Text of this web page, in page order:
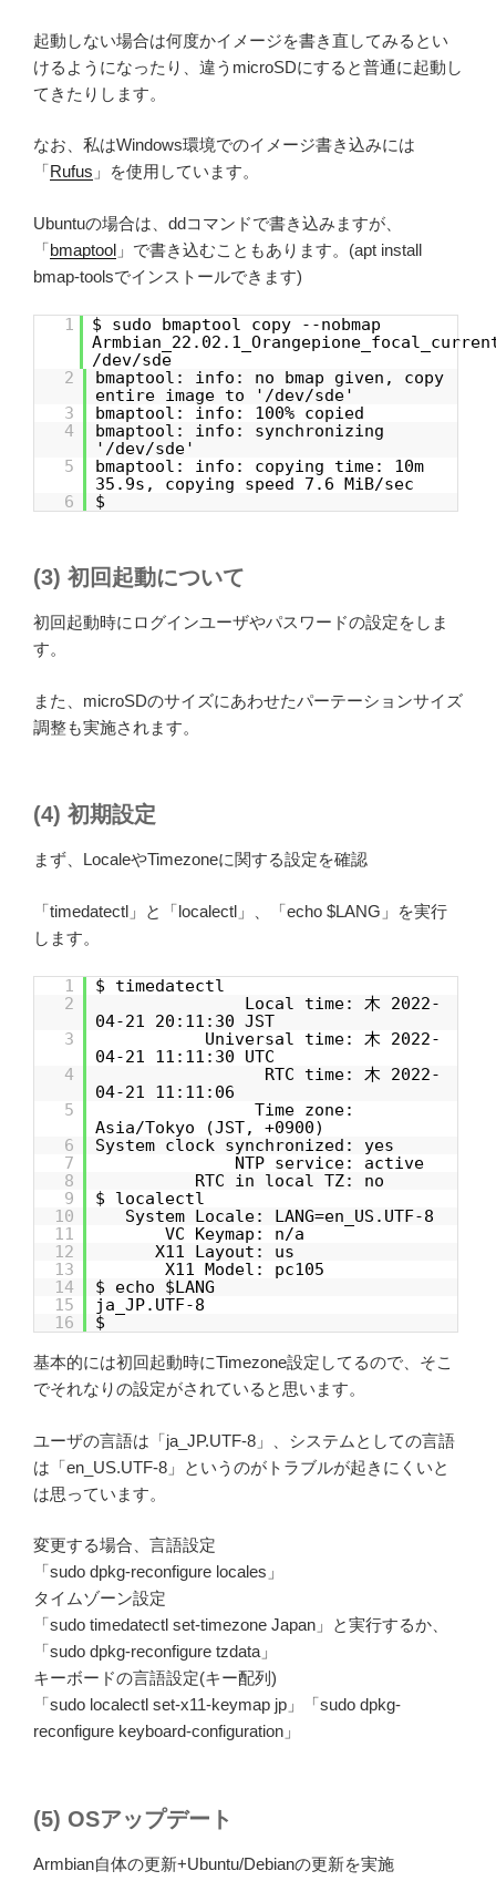
起動しない場合は何度かイメージを書き直してみるとい
けるようになったり、違うmicroSDにすると普通に起動し
てきたりします。
なお、私はWindows環境でのイメージ書き込みには
「Rufus 」を使用しています。
Ubuntuの場合は、ddコマンドで書き込みますが、
「bmaptool 」で書き込むこともあります。(apt install
bmap-toolsでインストールできます)
1
$ sudo bmaptool copy --nobmap
/dev/sde
2
bmaptool: info: no bmap given, copy
entire image to '/dev/sde'
3
bmaptool: info: 100% copied
4
bmaptool: info: synchronizing
'/dev/sde'
5
bmaptool: info: copying time: 10m
35.9s, copying speed 7.6 MiB/sec
6
$
(3) 初回起動について
初回起動時にログインユーザやパスワードの設定をしま
す。
また、microSDのサイズにあわせたパーテーションサイズ
調整も実施されます。
(4) 初期設定
まず、LocaleやTimezoneに関する設定を確認
「timedatectl」と「localectl」、「echo $LANG」を実行
します。
1
$ timedatectl
2
Local time: 木 2022-
04-21 20:11:30 JST
3
Universal time: 木 2022-
04-21 11:11:30 UTC
4
RTC time: 木 2022-
04-21 11:11:06
5
Time zone:
Asia/Tokyo (JST, +0900)
6
System clock synchronized: yes
7
NTP service: active
8
RTC in local TZ: no
9
$ localectl
10
System Locale: LANG=en_US.UTF-8
11
VC Keymap: n/a
12
X11 Layout: us
13
X11 Model: pc105
14
$ echo $LANG
15
ja_JP.UTF-8
16
$
基本的には初回起動時にTimezone設定してるので、そこ
でそれなりの設定がされていると思います。
ユーザの言語は「ja_JP.UTF-8」、システムとしての言語
は「en_US.UTF-8」というのがトラブルが起きにくいと
は思っています。
変更する場合、言語設定
「sudo dpkg-reconfigure locales」
タイムゾーン設定
「sudo timedatectl set-timezone Japan」と実行するか、
「sudo dpkg-reconfigure tzdata」
キーボードの言語設定(キー配列)
「sudo localectl set-x11-keymap jp」「sudo dpkg-
reconfigure keyboard-configuration」
(5) OSアップデート
Armbian自体の更新+Ubuntu/Debianの更新を実施